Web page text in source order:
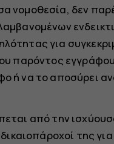
νομοθεσία, δεν
για
παρόντος
ή να το αποσύρει
από την
της